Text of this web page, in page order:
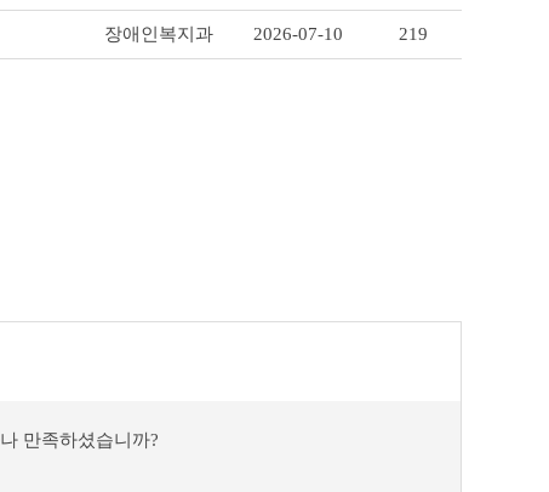
장애인복지과 2026-07-10 219
만족하셨습니까?